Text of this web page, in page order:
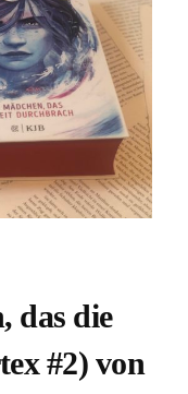
das die
#2) von